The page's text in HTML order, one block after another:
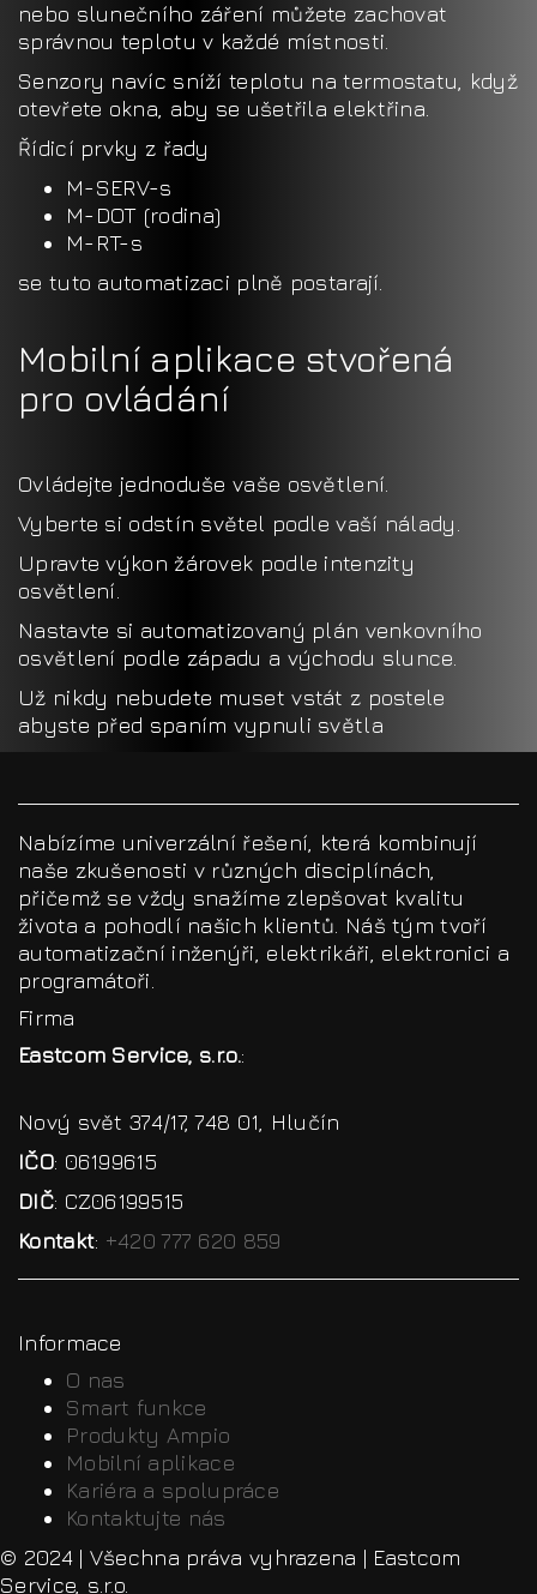
nebo slunečního záření můžete zachovat
správnou teplotu v každé místnosti.
Senzory navíc sníží teplotu na termostatu, když
otevřete okna, aby se ušetřila elektřina.
Řídicí prvky z řady
M-SERV-s
M-DOT (rodina)
M-RT-s
se tuto automatizaci plně postarají.
Mobilní aplikace stvořená
pro ovládání
Ovládejte jednoduše vaše osvětlení.
Vyberte si odstín světel podle vaší nálady.
Upravte výkon žárovek podle intenzity
osvětlení.
Nastavte si automatizovaný plán venkovního
osvětlení podle západu a východu slunce.
Už nikdy nebudete muset vstát z postele
abyste před spaním vypnuli světla
Nabízíme univerzální řešení, která kombinují
naše zkušenosti v různých disciplínách,
přičemž se vždy snažíme zlepšovat kvalitu
života a pohodlí našich klientů. Náš tým tvoří
automatizační inženýři, elektrikáři, elektronici a
programátoři.
Firma
Eastcom Service, s.r.o.:
Nový svět 374/17, 748 01, Hlučín
IČO: 06199615
DIČ: CZ06199515
Kontakt: +420 777 620 859
Informace
O nas
Smart funkce
Produkty Ampio
Mobilní aplikace
Kariéra a spolupráce
Kontaktujte nás
© 2024 | Všechna práva vyhrazena | Eastcom
Service, s.r.o.